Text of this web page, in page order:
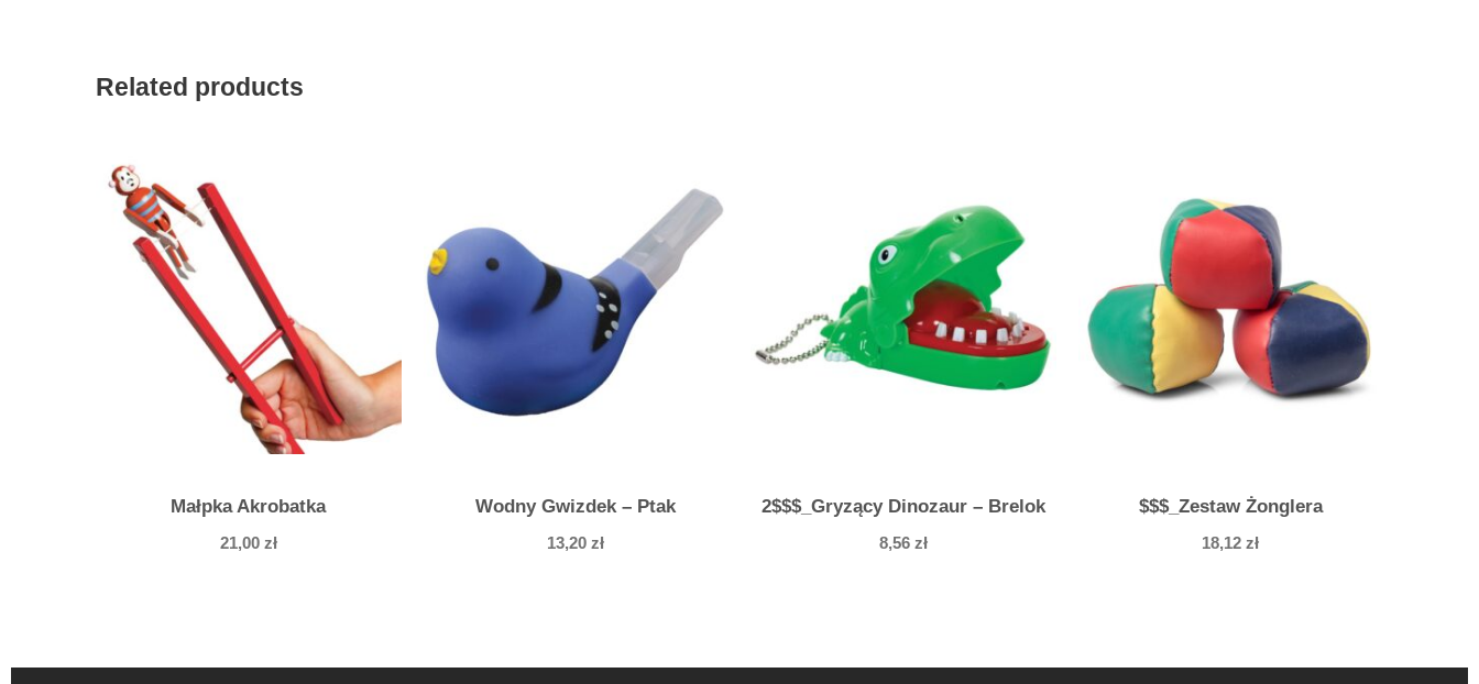
Related products
Małpka Akrobatka
21,00 zł
Wodny Gwizdek – Ptak
13,20zł
2$$$_Gryzący Dinozaur – Brelok
8,56 zł
$$$_Zestaw Żonglera
18,12zł